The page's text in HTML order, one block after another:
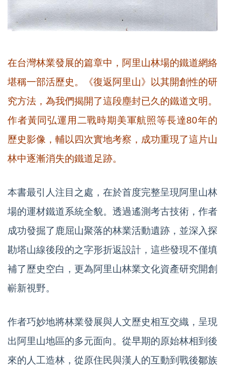
在台灣林業發展的篇章中，阿里山林場的鐵道網絡
堪稱一部活歷史。《復返阿里山》以其開創性的研
究方法，為我們揭開了這段塵封已久的鐵道文明。
作者黃同弘運用二戰時期美軍航照等長達80年的
歷史影像，輔以四次實地考察，成功重現了這片山
林中逐漸消失的鐵道足跡。
本書最引人注目之處，在於首度完整呈現阿里山林
場的運材鐵道系統全貌。透過遙測考古技術，作者
成功發掘了鹿屈山聚落的林業活動遺跡，並深入探
勘塔山線後段的之字形折返設計，這些發現不僅填
補了歷史空白，更為阿里山林業文化資產研究開創
嶄新視野。
作者巧妙地將林業發展與人文歷史相互交織，呈現
出阿里山地區的多元面向。從早期的原始林相到後
來的人工造林，從原住民與漢人的互動到戰後鄒族